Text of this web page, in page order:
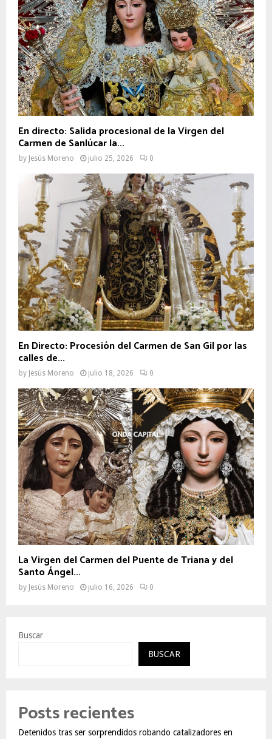
En directo: Salida procesional de la Virgen del
Carmen de Sanlúcar la...
by Jesús Moreno julio 25, 2026 0
En Directo: Procesión del Carmen de San Gil por las
calles de...
by Jesús Moreno julio 18, 2026 0
La Virgen del Carmen del Puente de Triana y del
Santo Ángel...
by Jesús Moreno julio 16, 2026 0
Buscar
BUSCAR
Posts recientes
Detenidos tras ser sorprendidos robando catalizadores en